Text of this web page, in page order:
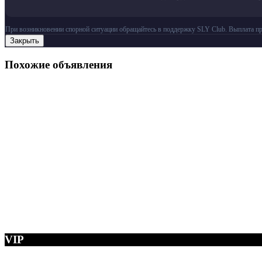
При возникновении спорной ситуации обращайтесь в поддержку SLY Club. Выплата
Закрыть
Похожие объявления
VIP